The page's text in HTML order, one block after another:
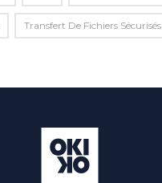
Transfert De Fichiers Sécurisés